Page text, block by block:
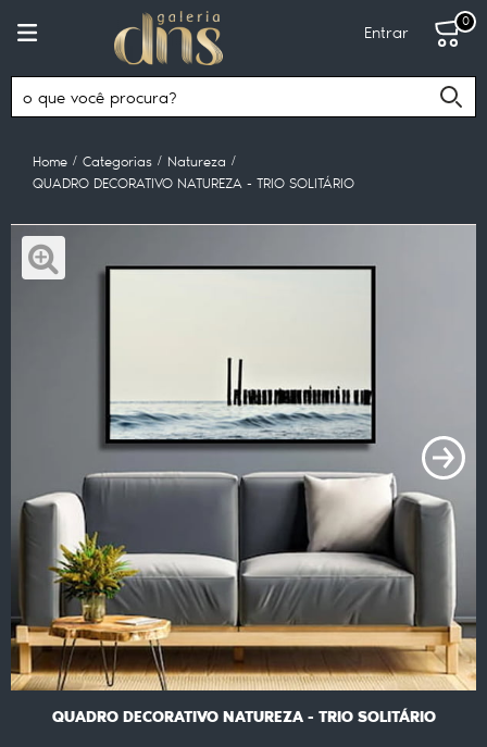
Entrar
0
Home Categorias
Natureza
QUADRO DECORATIVO NATUREZA - TRIO SOLITÁRIO
QUADRO DECORATIVO NATUREZA - TRIO SOLITÁRIO